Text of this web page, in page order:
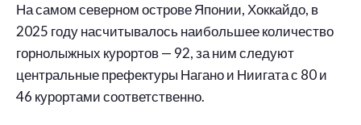
На самом северном острове Японии, Хоккайдо, в
2025 году насчитывалось наибольшее количество
горнолыжных курортов — 92, за ним следуют
центральные префектуры Нагано и Ниигата с 80 и
46 курортами соответственно.